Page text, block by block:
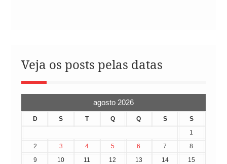
Veja os posts pelas datas
agosto 2026
D S T Q Q S
S
1
2
3 4 5 6 7
8
9
10 11 12 13 14
15